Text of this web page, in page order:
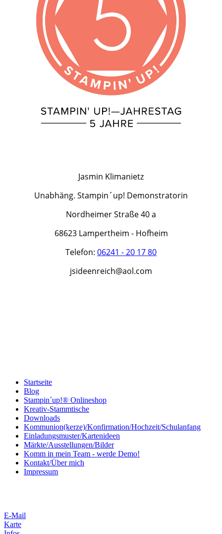
Jasmin Klimanietz
Unabhäng. Stampin´up! Demonstratorin
Nordheimer Straße 40 a
68623 Lampertheim - Hofheim
Telefon: 06241 - 20 17 80
jsideenreich@aol.com
Startseite
Blog
Stampin´up!® Onlineshop
Kreativ-Stammtische
Downloads
Kommunion(kerze)/Konfirmation/Hochzeit/Schulanfang
Einladungsmuster/Kartenideen
Märkte/Ausstellungen/Bilder
Komm in mein Team - werde Demo!
Kontakt/Über mich
Impressum
E-Mail
Karte